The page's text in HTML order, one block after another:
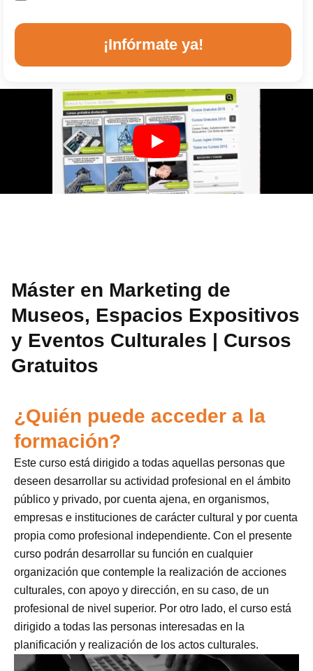
¡Infórmate ya!
Máster en Marketing de
Museos, Espacios Expositivos
y Eventos Culturales | Cursos
Gratuitos
¿Quién puede acceder a la
formación?
Este curso está dirigido a todas aquellas personas que
deseen desarrollar su actividad profesional en el ámbito
público y privado, por cuenta ajena, en organismos,
empresas e instituciones de carácter cultural y por cuenta
propia como profesional independiente. Con el presente
curso podrán desarrollar su función en cualquier
organización que contemple la realización de acciones
culturales, con apoyo y dirección, en su caso, de un
profesional de nivel superior. Por otro lado, el curso está
dirigido a todas las personas interesadas en la
planificación y realización de los actos culturales.